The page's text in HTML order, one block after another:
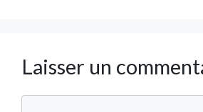
Laisser un